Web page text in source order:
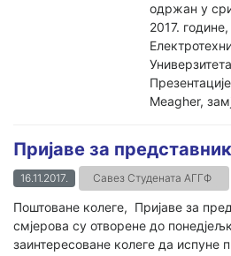
одржан у
2017.
Meagher,
Пријаве за
16.11.2017. Савез Студената АГГФ
Поштоване колеге, Пријаве за
смјерова су отворене до
заинтересоване колеге да испуне